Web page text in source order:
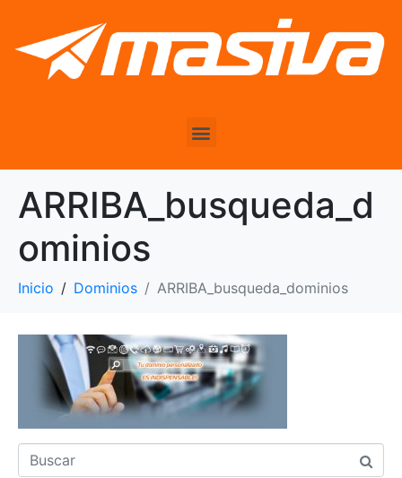
ARRIBA_busqueda_d
ominios
Inicio Dominios ARRIBA_busqueda_dominios